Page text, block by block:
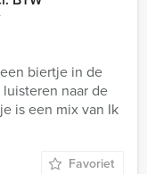
biertje in de
naar de
is een mix van Ik
Favoriet